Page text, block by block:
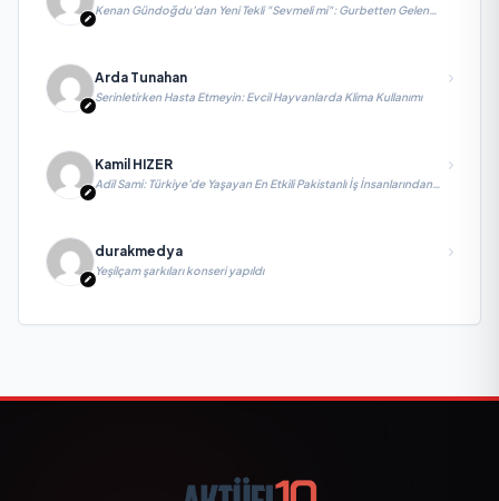
Kenan Gündoğdu’dan Yeni Tekli "Sevmeli mi": Gurbetten Gelen
Duygu Yüklü Şarkı
Arda Tunahan
Serinletirken Hasta Etmeyin: Evcil Hayvanlarda Klima Kullanımı
Kamil HIZER
Adil Sami: Türkiye’de Yaşayan En Etkili Pakistanlı İş İnsanlarından
Biri, Yatırım ve Ekonomik Diplomasiyi Güçlendiriyor
durakmedya
Yeşilçam şarkıları konseri yapıldı